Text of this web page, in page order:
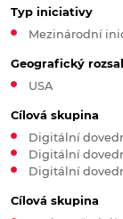
Typ iniciativy
Mezinárodní
Geografický
USA
Cílová skupina
Digitální
Digitální
Digitální
Cílová skupina